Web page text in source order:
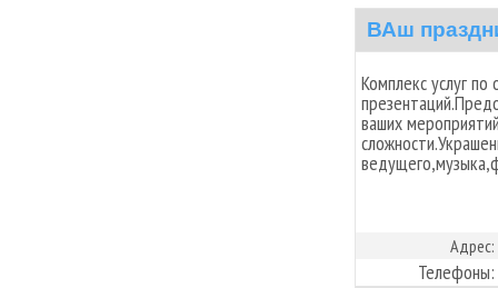
ВАш
Комплекс услуг
ваших
Адрес:
Телефоны: